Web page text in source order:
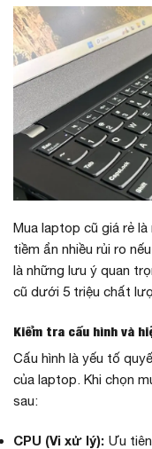
Mua laptop cũ giá rẻ
tiềm ẩn nhiều rủi ro
là những lưu ý quan
cũ dưới 5 triệu chất
Kiểm tra cấu hình và
Cấu hình là yếu tố
của laptop. Khi chọn
sau:
CPU (Vi xử lý): Ưu